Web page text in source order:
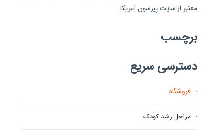
معتبر از سایت پیرسون آمریکا
برچسب
دسترسی سریع
فروشگاه
مراحل رشد کودک